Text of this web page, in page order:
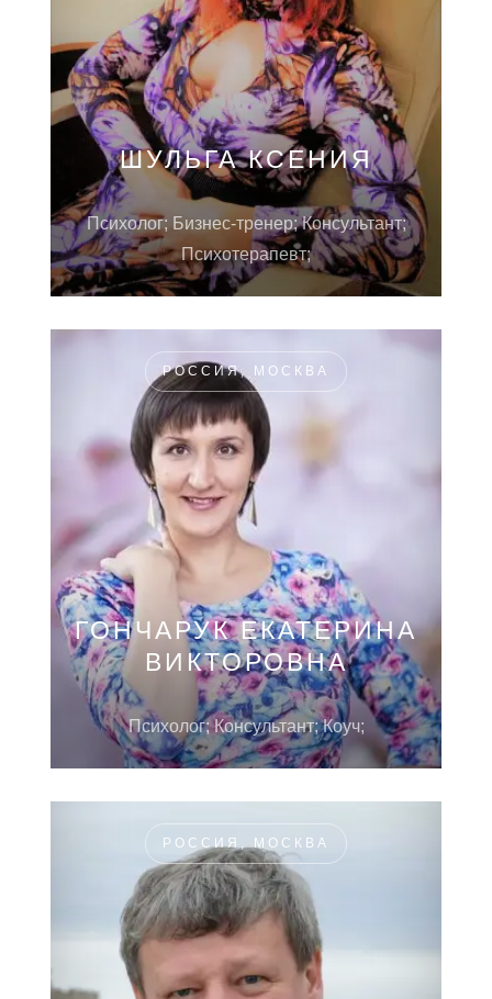
ШУЛЬГА КСЕНИЯ
Психолог; Бизнес-тренер; Консультант;
Психотерапевт;
РОССИЯ, МОСКВА
ГОНЧАРУК ЕКАТЕРИНА
ВИКТОРОВНА
Психолог; Консультант; Коуч;
РОССИЯ, МОСКВА